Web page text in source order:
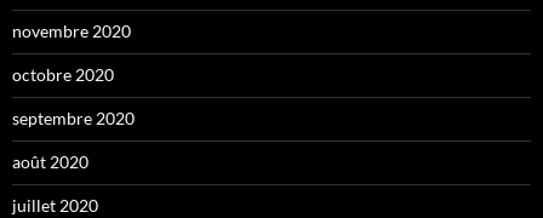
novembre 2020
octobre 2020
septembre 2020
août 2020
juillet 2020